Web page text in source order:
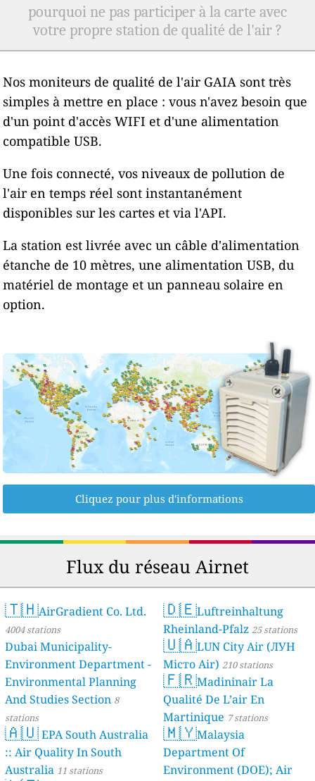
pourquoi ne pas participer à la carte avec
votre propre station de qualité de l'air ?
Nos moniteurs de qualité de l'air GAIA sont très
simples à mettre en place : vous n'avez besoin que
d'un point d'accès WIFI et d'une alimentation
compatible USB.
Une fois connecté, vos niveaux de pollution de
l'air en temps réel sont instantanément
disponibles sur les cartes et via l'API.
La station est livrée avec un câble d'alimentation
étanche de 10 mètres, une alimentation USB, du
matériel de montage et un panneau solaire en
option.
Cliquez pour plus d'informations
Flux du réseau Airnet
🇹🇭AirGradient Co. Ltd.
4004 stations
Dubai Municipality-
Environment Department -
Environmental Planning
And Studies Section 8
stations
🇦🇺EPA South Australia
:: Air Quality In South
Australia 11 stations
🇩🇪Luftreinhaltung
Rheinland-Pfalz 25 stations
🇺🇦LUN City Air (ЛУН
Місто Air) 210 stations
🇫🇷Madininair La
Qualité De L’air En
Martinique 7 stations
🇲🇾Malaysia
Department Of
Environment (DOE); Air